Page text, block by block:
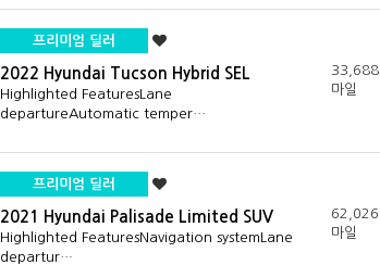
프리미엄 딜러
2022 Hyundai Tucson Hybrid SEL
Highlighted FeaturesLane
departureAutomatic temper…
33,688
마일
프리미엄 딜러
2021 Hyundai Palisade Limited SUV
Highlighted FeaturesNavigation systemLane
departur…
62,026
마일